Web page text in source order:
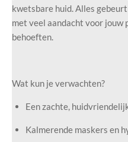
kwetsbare huid. Alles
met veel aandacht voor
behoeften.
Wat kun je verwachten?
Een zachte,
Kalmerende maskers en